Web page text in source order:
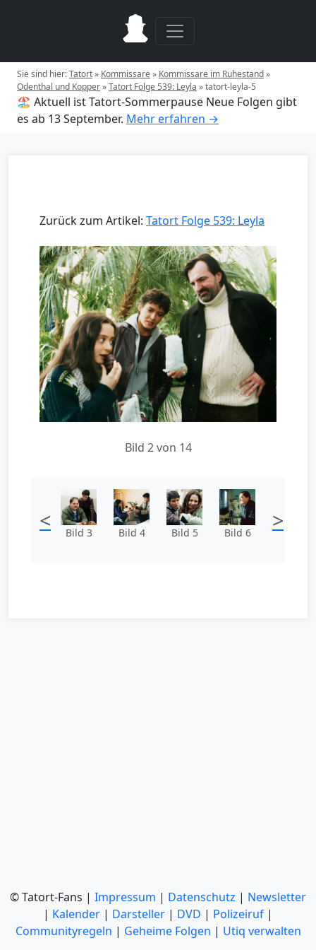
Sie sind hier:Tatort» Kommissare» Kommissare im Ruhestand»
Odenthal und Kopper»Tatort Folge 539: Leyla »tatort-leyla-5
🏖️ Aktuell ist Tatort-Sommerpause Neue Folgen gibt
es ab 13 September. Mehr erfahren →
Zurück zum Artikel: Tatort Folge 539: Leyla
Bild 2 von 14
< Bild 3 Bild 4 Bild 5 Bild 6 >
© Tatort-Fans | Impressum | Datenschutz | Newsletter
| Kalender | Darsteller | DVD | Polizeiruf |
Communityregeln | Geheime Folgen | Utiq verwalten